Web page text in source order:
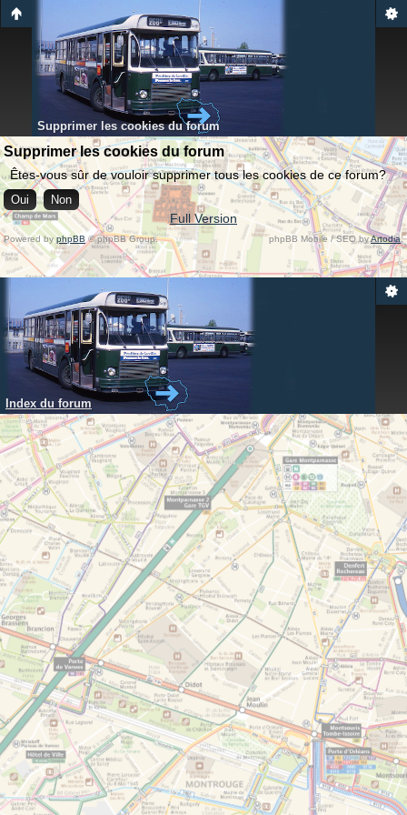
Supprimer les cookies du forum
Supprimer les cookies du forum
Êtes-vous sûr de vouloir supprimer tous les cookies de ce forum?
Full Version
Powered byphpBB © phpBB Group. phpBB Mobile / SEO byArtodia.
Index du forum